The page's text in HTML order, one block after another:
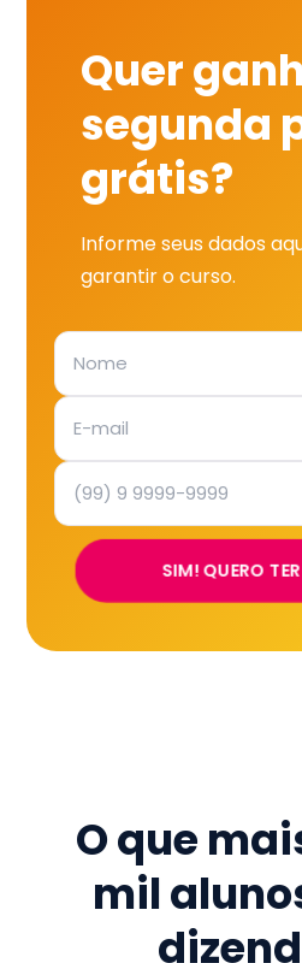
Quer
segunda
grátis?
Informe seus dados
garantir o curso.
SIM! QUERO
O que
mil